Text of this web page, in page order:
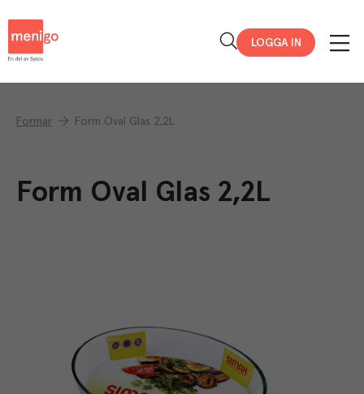
LOGGA IN
Formar Form Oval Glas 2,2L
Form Oval Glas 2,2L